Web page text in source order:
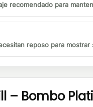
recomendado para
reposo para mostrar
– Bombo